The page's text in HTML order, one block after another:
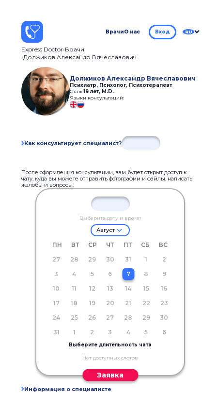
ВрачиО нас Вход RU
Express Doctor Врачи
Должиков Александр Вячеславович
Должиков Александр Вячеславович
Психиатр, Психолог, Психотерапевт
Стаж:19 лет, M.D.
Языки консультаций:
Как консультирует специалист?
После оформления консультации, вам будет открыт доступ к
чату, куда вы можете отправить фотографии и файлы, написать
жалобы и вопросы.
Выберите дату и время
Август
ПН ВТ СР ЧТ ПТ СБ
ВС
27
28 29 30 31 1
2
3
4 5 6 7 8
9
10
11 12 13 14 15
16
17
18 19 20 21 22
23
24
25 26 27 28 29
30
31
1 2 3 4 5 6
Выберите длительность чата
Нет доступных слотов
Заявка
Информация о специалисте